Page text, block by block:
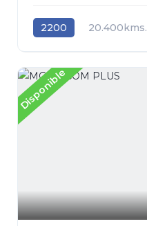
2200 20.400kms.
Disponible